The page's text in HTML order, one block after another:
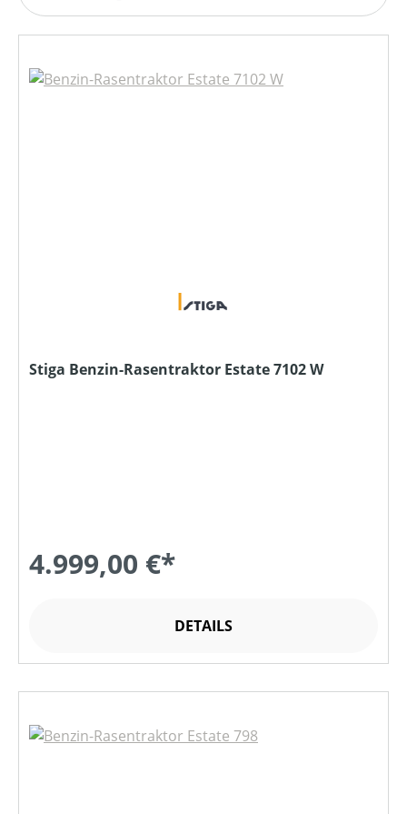
Stiga Benzin-Rasentraktor Estate 7102 W
4.999,00 €*
DETAILS